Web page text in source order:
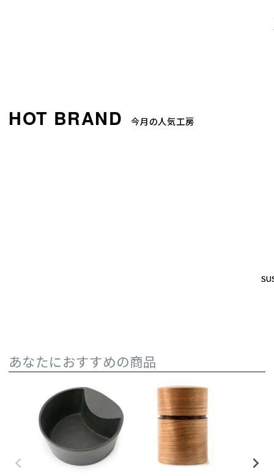
今月の人気工房
あなたにおすすめの商品